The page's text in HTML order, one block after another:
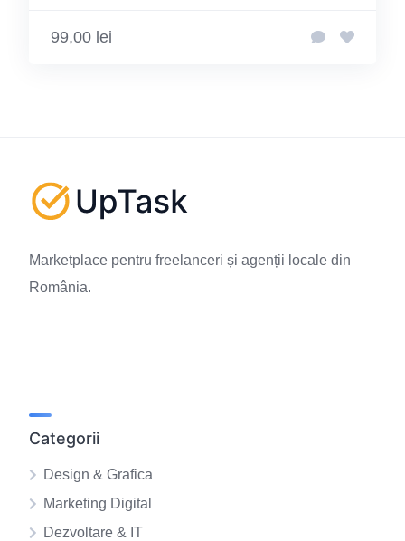
99,00 lei
Marketplace pentru freelanceri și agenții locale din
România.
Categorii
Design & Grafica
Marketing Digital
Dezvoltare & IT